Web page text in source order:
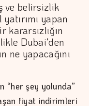
ve belirsizlik
yapan
kararsızlığın
Dubai'den
ne yapacağını
“her şey yolunda”
fiyat indirimleri